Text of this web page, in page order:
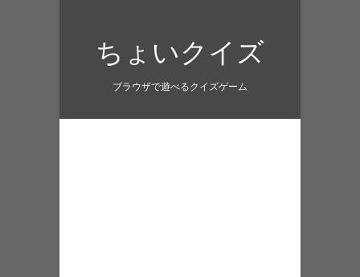
ちょいクイズ
ブラウザで遊べるクイズゲーム